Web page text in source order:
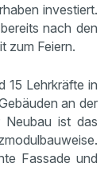
investiert.
nach den
zum Feiern.
15 Lehrkräfte in
an der
Neubau ist das
Fassade und